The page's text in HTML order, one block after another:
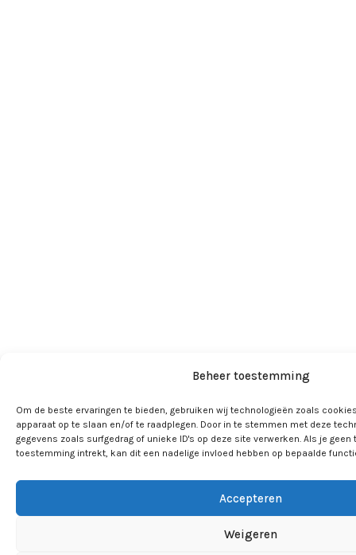
Beheer toestemming
Om de beste ervaringen te bieden, gebruiken wij technologieën zoals
apparaat op te slaan en/of te raadplegen. Door in te stemmen met deze
gegevens zoals surfgedrag of unieke ID's op deze site verwerken. Als je
toestemming intrekt, kan dit een nadelige invloed hebben op bepaalde
Accepteren
Weigeren